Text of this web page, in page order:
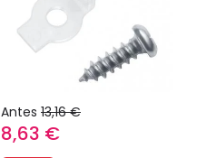
Antes 13,16 €
8,63 €